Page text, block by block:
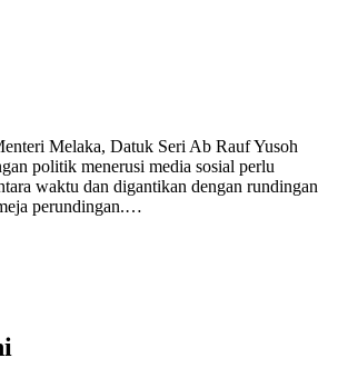
Melaka, Datuk Seri Ab Rauf Yusoh
politik menerusi media sosial perlu
waktu dan digantikan dengan rundingan
perundingan.…